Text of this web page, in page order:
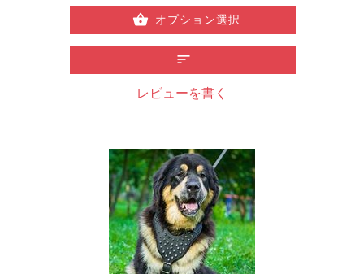
オプション選択
レビューを書く